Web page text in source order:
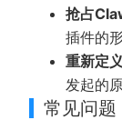
抢占
插件的
重新定
发起的
常见问题